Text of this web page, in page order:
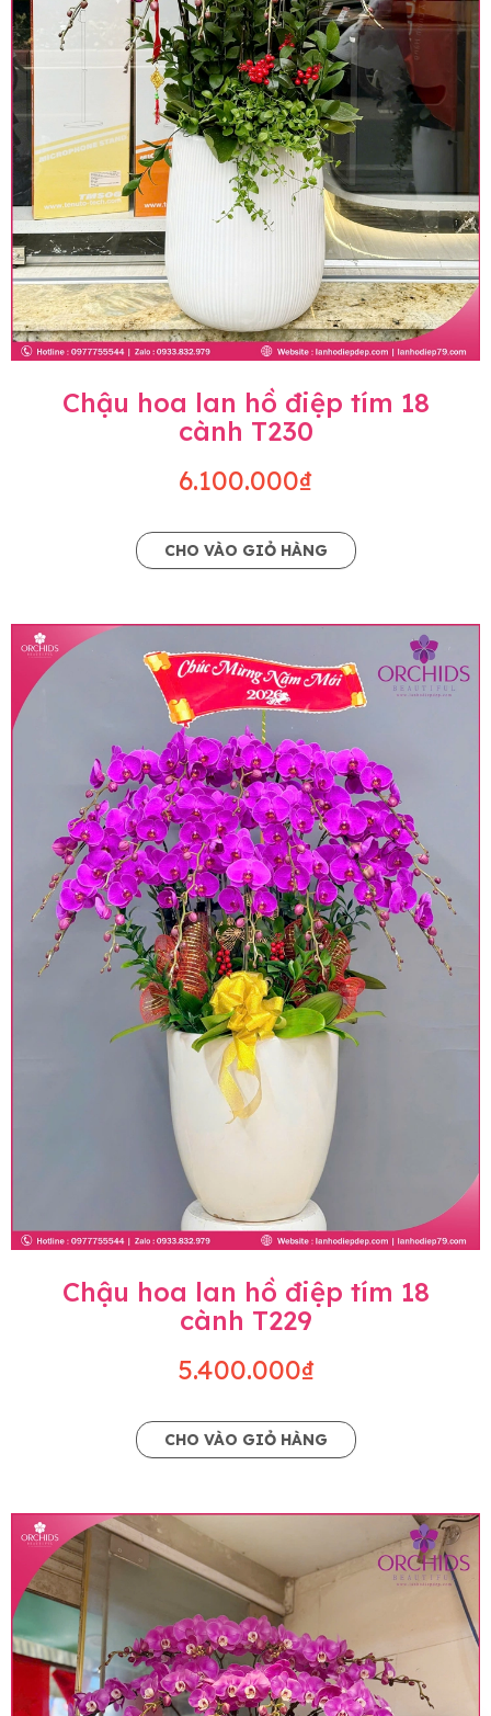
Chậu hoa lan hồ điệp tím 18
cành T230
6.100.000₫
CHO VÀO GIỎ HÀNG
Chậu hoa lan hồ điệp tím 18
cành T229
5.400.000₫
CHO VÀO GIỎ HÀNG